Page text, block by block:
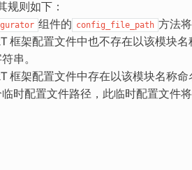
规则如下：
组件的 config_file_path 方法
框架配置文件中也不存在以该模块名
串。
框架配置文件中存在以该模块名称命
时配置文件路径，此临时配置文件